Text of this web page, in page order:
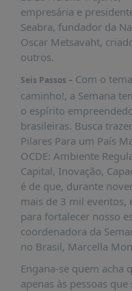
empresária e
Seabra, fundador da
Oscar Metsavaht,
outros.
Seis Passos –Com o
caminho!, a Semana
o espírito
brasileiras. Busca
Pilares Para um País
OCDE: Ambiente
Capital, Inovação,
é de que, durante
mais de 3 mil eventos,
para fortalecer nosso
coordenadora da
no Brasil, Marcella
Engana-se quem acha
apenas às pessoas